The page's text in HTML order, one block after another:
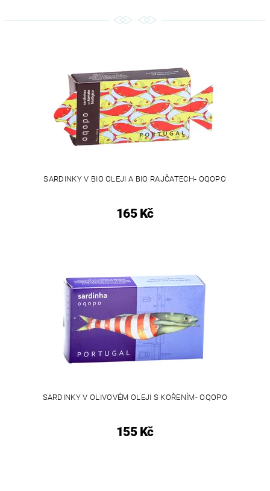
SARDINKY V BIO OLEJI A BIO RAJČATECH- OQOPO
165 Kč
SARDINKY V OLIVOVÉM OLEJI S KOŘENÍM- OQOPO
155 Kč